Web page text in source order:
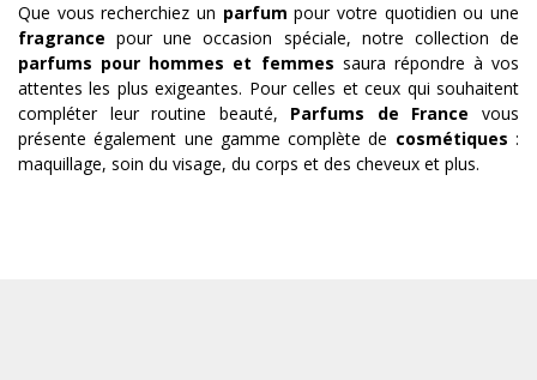
Que vous recherchiez un parfum pour votre quotidien ou une
fragrance pour une occasion spéciale, notre collection de
parfums pour hommes et femmes saura répondre à vos
attentes les plus exigeantes. Pour celles et ceux qui souhaitent
compléter leur routine beauté, Parfums de France vous
présente également une gamme complète de cosmétiques :
maquillage, soin du visage, du corps et des cheveux et plus.